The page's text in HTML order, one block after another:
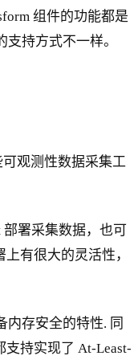
组件的功能都是
支持方式不一样。
观测性数据采集工
部署采集数据，也可
有很大的灵活性，
内存安全的特性. 同
支持实现了 At-Least-